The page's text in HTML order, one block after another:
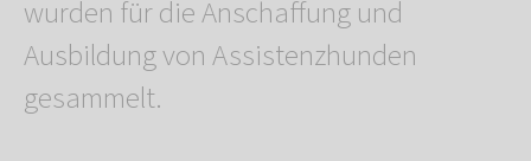
wurden für die Anschaffung und
Ausbildung von Assistenzhunden
gesammelt.